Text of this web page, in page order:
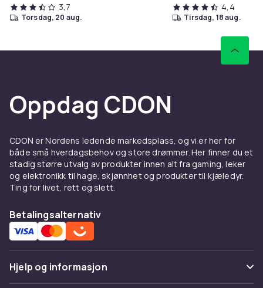
3,7
torsdag, 20 aug.
4,4
tirsdag, 18 aug.
Oppdag CDON
CDON er Nordens ledende markedsplass, og vi er her for
både små hverdagsbehov og store drømmer. Her finner du et
stadig større utvalg av produkter innen alt fra gaming, leker
og elektronikk til hage, skjønnhet og produkter til kjæledyr.
Ting for livet, rett og slett.
Betalingsalternativ
Hjelp og informasjon